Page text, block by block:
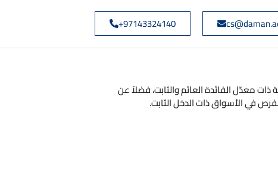
97143324140+
معدّل الفائدة العائم والثابت، فضلاً عن
في الأسواق ذات الدخل الثابت.